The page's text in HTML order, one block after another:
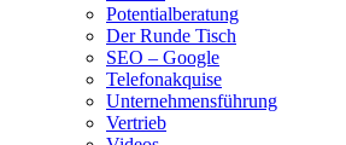
Potentialberatung
Der Runde Tisch
SEO – Google
Telefonakquise
Unternehmensführung
Vertrieb